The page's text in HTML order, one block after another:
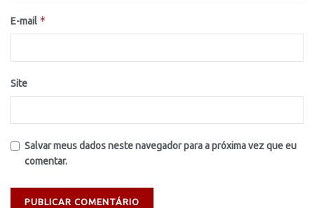
E-mail *
Site
Salvar meus dados neste navegador para a próxima vez que eu
comentar.